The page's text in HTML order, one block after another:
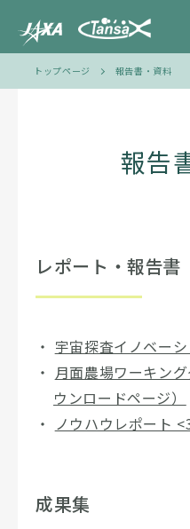
トップページ 報告書・資料
報告
レポート・報告書
宇宙探査イノベー
月面農場ワーキン
ウンロードページ）
ノウハウレポート
成果集